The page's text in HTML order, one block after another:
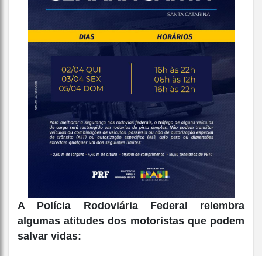
A Polícia Rodoviária Federal relembra
algumas atitudes dos motoristas que podem
salvar vidas: